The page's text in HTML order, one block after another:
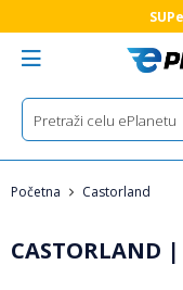
Početna Castorland
CASTORLAND |